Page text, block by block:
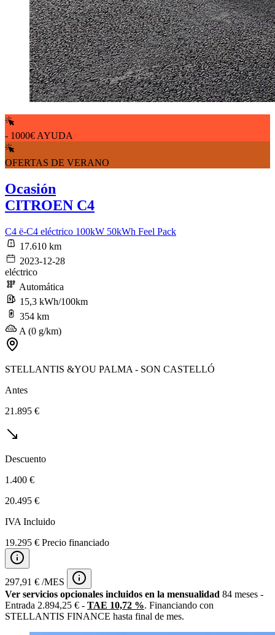
- 1000€ AYUDA
OFERTAS DE VERANO
Ocasión
CITROEN C4
C4 ë-C4 eléctrico 100kW 50kWh Feel Pack
17.610 km
2023-12-28
eléctrico
Automática
15,3 kWh/100km
354 km
A (0 g/km)
STELLANTIS &YOU PALMA - SON CASTELLÓ
Antes
21.895 €
Descuento
1.400 €
20.495 €
IVA Incluido
19.295 € Precio financiado
297,91 € /MES
Ver servicios opcionales incluidos en la mensualidad 84 meses -
Entrada 2.894,25 € - TAE 10,72 %. Financiando con
STELLANTIS FINANCE hasta final de mes.